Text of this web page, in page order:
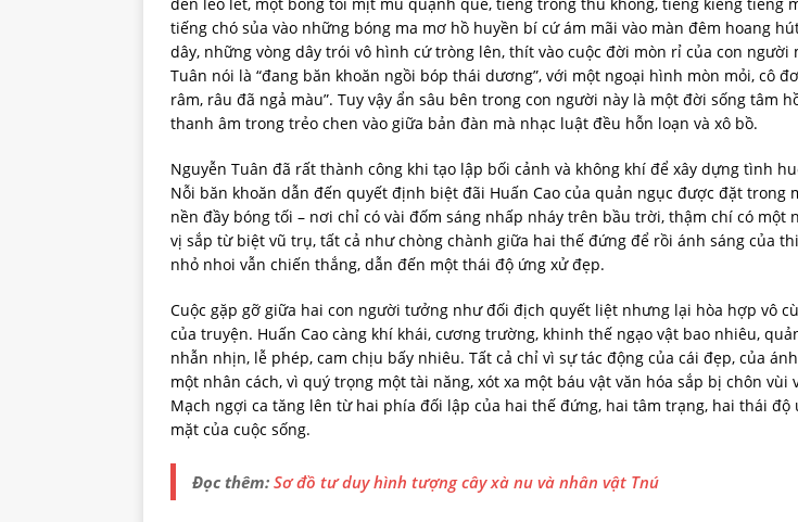
tiếng chó sủa vào những bóng ma mơ hồ huyền bí cứ ám mãi vào màn đêm hoang
dây, những vòng dây trói vô hình cứ tròng lên, thít vào cuộc đời mòn rỉ của con người
Tuân nói là “đang băn khoăn ngồi bóp thái dương”, với một ngoại hình mòn mỏi, cô
râm, râu đã ngả màu”. Tuy vậy ẩn sâu bên trong con người này là một đời sống tâm
thanh âm trong trẻo chen vào giữa bản đàn mà nhạc luật đều hỗn loạn và xô bồ.
Nguyễn Tuân đã rất thành công khi tạo lập bối cảnh và không khí để xây dựng tình
Nỗi băn khoăn dẫn đến quyết định biệt đãi Huấn Cao của quản ngục được đặt trong
nền đầy bóng tối – nơi chỉ có vài đốm sáng nhấp nháy trên bầu trời, thậm chí có một
vị sắp từ biệt vũ trụ, tất cả như chòng chành giữa hai thế đứng để rồi ánh sáng của
nhỏ nhoi vẫn chiến thắng, dẫn đến một thái độ ứng xử đẹp.
Cuộc gặp gỡ giữa hai con người tưởng như đối địch quyết liệt nhưng lại hòa hợp vô
của truyện. Huấn Cao càng khí khái, cương trường, khinh thế ngạo vật bao nhiêu,
nhẫn nhịn, lễ phép, cam chịu bấy nhiêu. Tất cả chỉ vì sự tác động của cái đẹp, của
một nhân cách, vì quý trọng một tài năng, xót xa một báu vật văn hóa sắp bị chôn vùi
Mạch ngợi ca tăng lên từ hai phía đối lập của hai thế đứng, hai tâm trạng, hai thái độ
mặt của cuộc sống.
Đọc thêm: Sơ đồ tư duy hình tượng cây xà nu và nhân vật Tnú